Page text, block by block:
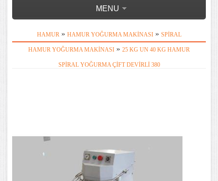
MENU
HAMUR » HAMUR YOĞURMA MAKINASI» SPIRAL
HAMUR YOĞURMA MAKINASI » 25 KG UN 40 KG HAMUR
SPIRAL YOĞURMA ÇIFT DEVIRLI 380